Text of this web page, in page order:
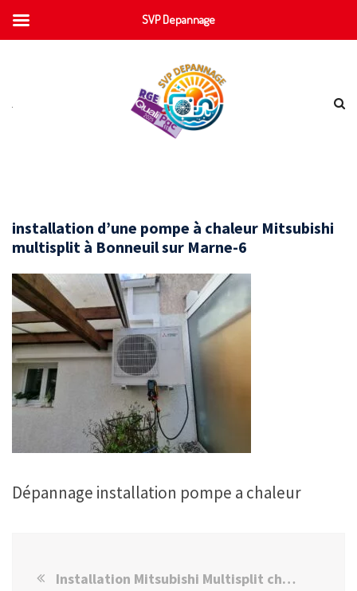
installation d’une pompe à chaleur Mitsubishi
multisplit à Bonneuil sur Marne-6
Dépannage installation pompe a chaleur
Installation Mitsubishi Multisplit chez M. Houari A. à Bonneuil-sur-Marne
SVP Depannage